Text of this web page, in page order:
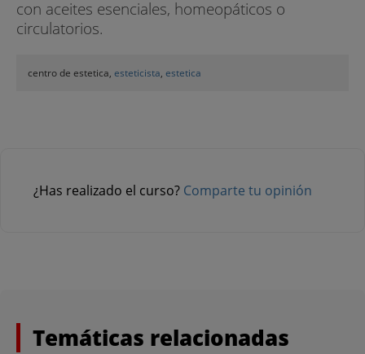
con aceites esenciales, homeopáticos o
circulatorios.
centro de estetica, esteticista, estetica
¿Has realizado el curso? Comparte tu opinión
Temáticas relacionadas